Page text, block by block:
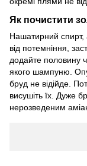
Як почистити
Нашатирний спирт,
від потемніння,
додайте половину
якого шампуню.
бруд не відійде.
висушіть їх. Дуже
нерозведеним